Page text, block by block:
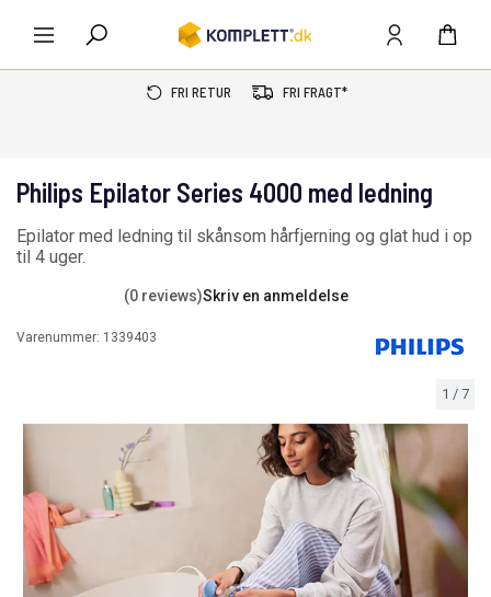
FRI RETUR FRI FRAGT*
1 / 7
Philips Epilator Series 4000 med ledning
Epilator med ledning til skånsom hårfjerning og glat hud i op
til 4 uger.
(0 reviews)Skriv en anmeldelse
Varenummer: 1339403